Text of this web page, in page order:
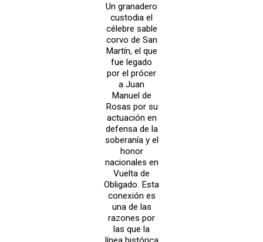
Un granadero
custodia el
célebre sable
corvo de San
Martín, el que
fue legado
por el prócer
a Juan
Manuel de
Rosas por su
actuación en
defensa de la
soberanía y el
honor
nacionales en
Vuelta de
Obligado. Esta
conexión es
una de las
razones por
las que la